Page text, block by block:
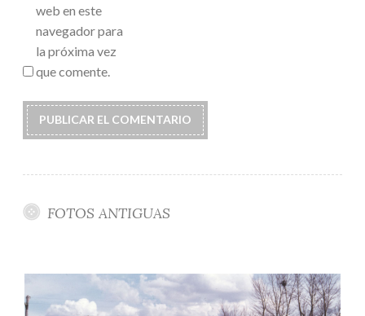
web en este
navegador para
la próxima vez
que comente.
FOTOS ANTIGUAS